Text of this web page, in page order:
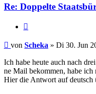
Re: Doppelte
Beitrag
von Scheka » Di 30. Jun
Ich habe heute auch nach
ne Mail bekommen, habe ich
Hier die Antwort auf deutsch